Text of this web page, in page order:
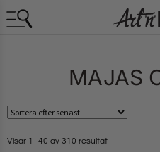
MAJAS
Visar 1–40 av 310 resultat